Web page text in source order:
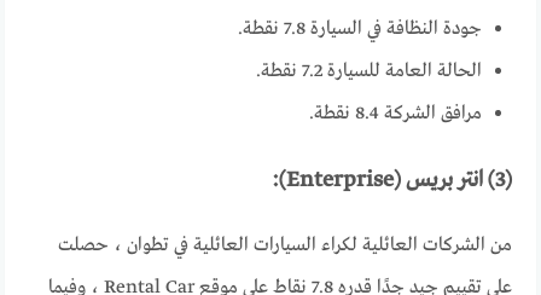
جودة النظافة في السيارة 7.8 نقطة.
الحالة العامة للسيارة 7.2 نقطة.
مرافق الشركة 8.4 نقطة.
(3) انتر بريس (Enterprise):
من الشركات العائلية لكراء السيارات العائلية في تطوان ، حصلت
على تقييم جيد جدًا قدره 7.8 نقاط على موقع Rental Car ، وفيما